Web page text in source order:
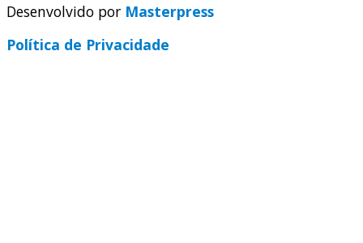
Desenvolvido por Masterpress
Política de Privacidade